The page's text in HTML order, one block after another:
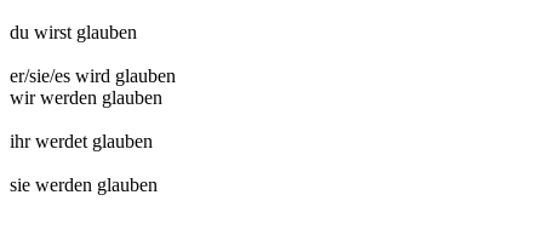
du wirst glauben
er/sie/es wird glauben
wir werden glauben
ihr werdet glauben
sie werden glauben